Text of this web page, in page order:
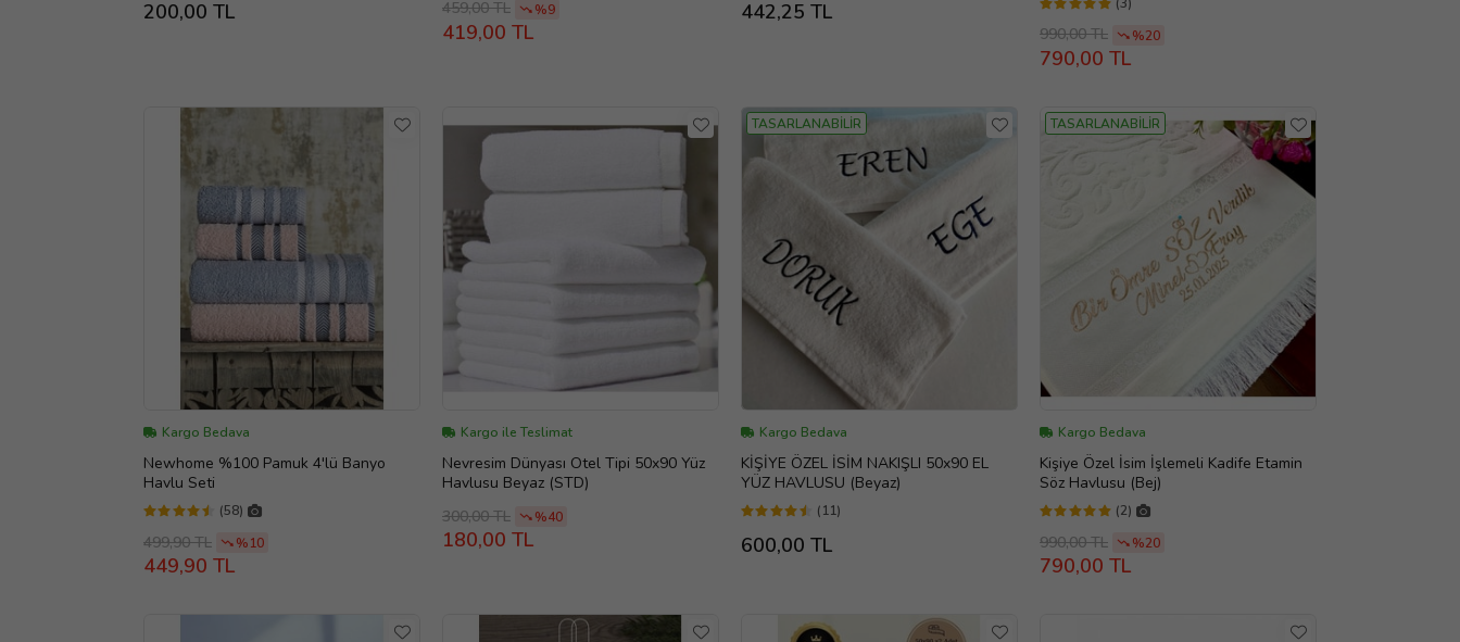
200,00 TL 459,00 TL %9
419,00 TL
442,25 TL
990,00 TL %20
790,00 TL
Kargo Bedava
Newhome %100 Pamuk 4'lü Banyo
Havlu Seti
(58)
499,90 TL %10
449,90 TL
Kargo ile Teslimat
Nevresim Dünyası Otel Tipi 50x90 Yüz
Havlusu Beyaz (STD)
300,00 TL
%40
180,00 TL
TASARLANABİLİR
Kargo Bedava
KİŞİYE ÖZEL İSİM NAKIŞLI 50x90 EL
YÜZ HAVLUSU (Beyaz)
(11)
600,00 TL
TASARLANABİLİR
Kargo Bedava
Kişiye Özel İsim İşlemeli Kadife Etamin
Söz Havlusu (Bej)
(2)
990,00 TL %20
790,00 TL